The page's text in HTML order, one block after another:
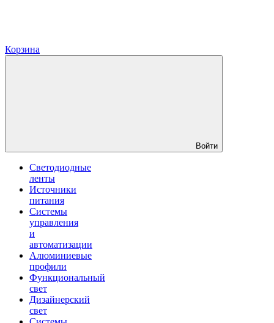
Корзина
Войти
Светодиодные
ленты
Источники
питания
Системы
управления
и
автоматизации
Алюминиевые
профили
Функциональный
свет
Дизайнерский
свет